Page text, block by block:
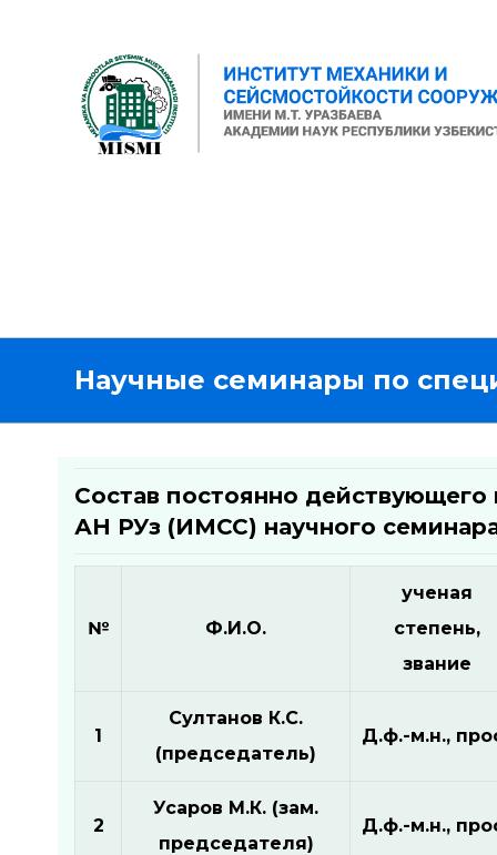
Научные семинары по
Состав постоянно
АН РУз (ИМСС) научного
№ Ф.И.О.
ученая
степень,
звание
1
Султанов К.С.
(председатель)
Д.ф.-м.н.,
2
Усаров М.К. (зам.
председателя)
Д.ф.-м.н.,